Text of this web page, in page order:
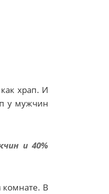
храп. И
у мужчин
и 40%
комнате. В